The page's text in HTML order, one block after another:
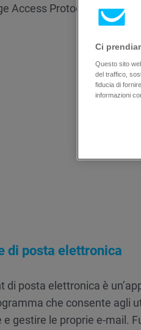
Access Protocol, un
di posta elettronica
di posta elettronica è
che consente agli
e gestire le proprie e-mail.
Ci
Questo sito
del traffico,
fiducia di
informazioni